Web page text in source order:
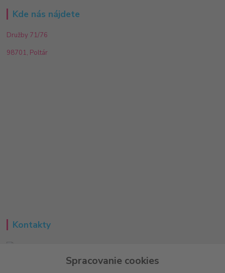
Kde nás nájdete
Družby 71/76
98701, Poltár
Kontakty
Spracovanie cookies